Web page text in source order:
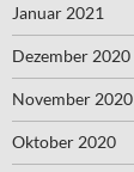
Januar 2021
Dezember 2020
November 2020
Oktober 2020